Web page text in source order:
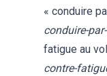
« conduire
conduire-
fatigue au
contre-